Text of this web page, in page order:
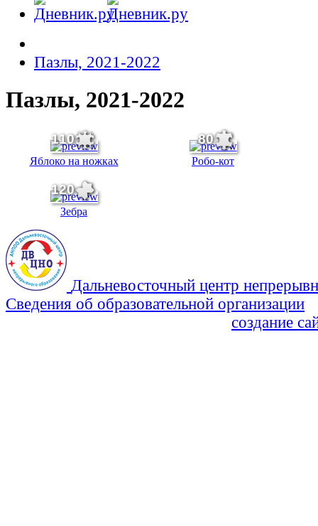
Пазлы, 2021-2022
Пазлы, 2021-2022
110
Яблоко на ножках
80
Робо-кот
120
Зебра
Дальневосточный центр
Сведения об образовательной организации
создание